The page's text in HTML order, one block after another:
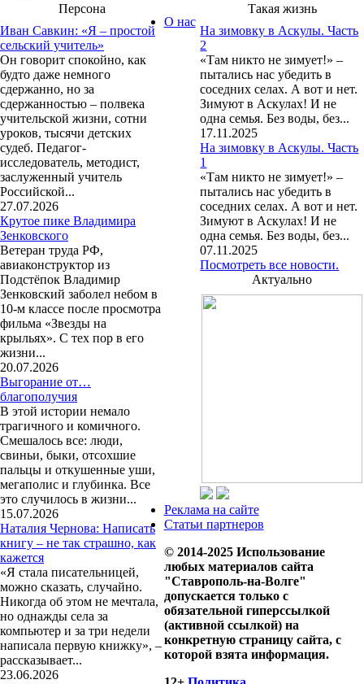
Персона
Иван Савкин: «Я – простой
сельский учитель»
Он говорит спокойно, как
будто даже немного
сдержанно, но за
сдержанностью – полвека
учительской жизни, сотни
уроков, тысячи детских
судеб. Педагог-
исследователь, методист,
заслуженный учитель
Российской...
27.07.2026
Крутое пике Владимира
Зенковского
Ветеран труда РФ,
авиаконструктор из
Подстёпок Владимир
Зенковский заболел небом в
10-м классе после просмотра
фильма «Звезды на
крыльях». С тех пор в его
жизни...
20.07.2026
Выгорание от…
благополучия
В этой истории немало
трагичного и комичного.
Смешалось все: люди,
свиньи, быки, отсохшие
пальцы и откушенные уши,
мегаполис и глубинка. Все
это случилось в жизни...
15.07.2026
Наталия Чернова: Написать
книгу – не так страшно, как
кажется
«Я стала писательницей,
можно сказать, случайно.
Никогда об этом не мечтала,
но однажды села за
компьютер и за три недели
написала первую книжку», –
рассказывает...
23.06.2026
Такая жизнь
На зимовку в Аскулы. Часть
2
«Там никто не зимует!» –
пытались нас убедить в
соседних селах. А вот и нет.
Зимуют в Аскулах! И не
одна семья. Без воды, без...
17.11.2025
На зимовку в Аскулы. Часть
1
«Там никто не зимует!» –
пытались нас убедить в
соседних селах. А вот и нет.
Зимуют в Аскулах! И не
одна семья. Без воды, без...
07.11.2025
Посмотреть все новости.
Актуально
О нас
Реклама на сайте
Статьи партнеров
© 2014-2025 Использование
любых материалов сайта
"Ставрополь-на-Волге"
допускается только с
обязательной гиперссылкой
(активной ссылкой) на
конкретную страницу сайта, с
которой взята информация.